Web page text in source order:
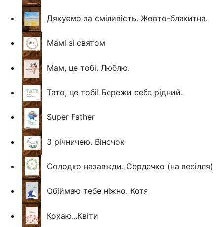
Дякуємо за сміливість. Жовто-блакитна.
Мамі зі святом
Мам, це тобі. Люблю.
Тато, це тобі! Бережи себе рідний.
Super Father
З річничею. Віночок
Солодко назавжди. Сердечко (на весілля)
Обіймаю тебе ніжно. Котя
Кохаю...Квіти